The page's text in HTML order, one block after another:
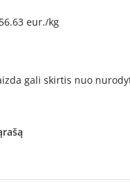
eur./kg
gali skirtis nuo